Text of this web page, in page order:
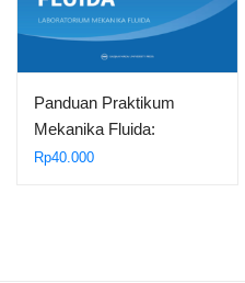
Panduan Praktikum
Mekanika Fluida:
Laboratorium Mekanika…
Rp40.000